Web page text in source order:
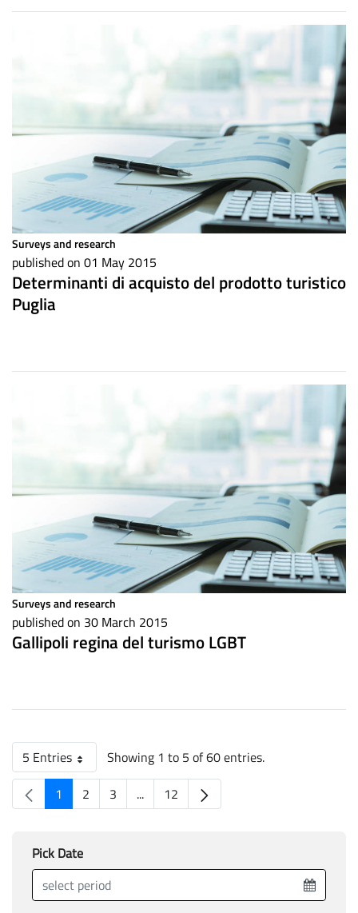
Surveys and research
published on 01 May 2015
Determinanti di acquisto del prodotto turistico
Puglia
Surveys and research
published on 30 March 2015
Gallipoli regina del turismo LGBT
5 EntriesPer page Showing 1 to 5 of 60 entries.
Page
1 Page
2 Page
3 ...
Intermediate pages
Page
12
Pick Date